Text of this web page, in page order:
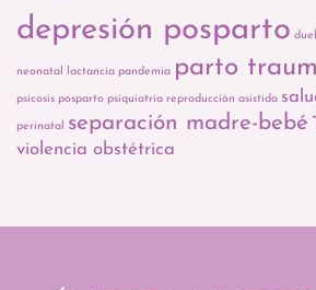
depresión posparto
neonatal lactancia pandemia parto
psicosis posparto psiquiatría reproducción asistida
perinatal separación madre-bebé
violencia obstétrica